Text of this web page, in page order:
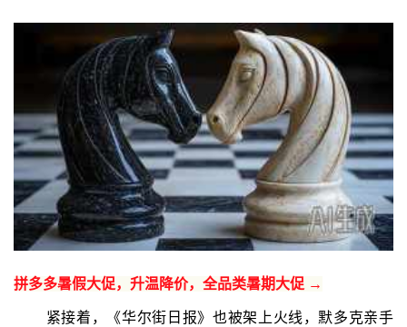
拼多多暑假大促，升温降价，全品类暑期大促 →
紧接着，《华尔街日报》也被架上火线，默多克亲手